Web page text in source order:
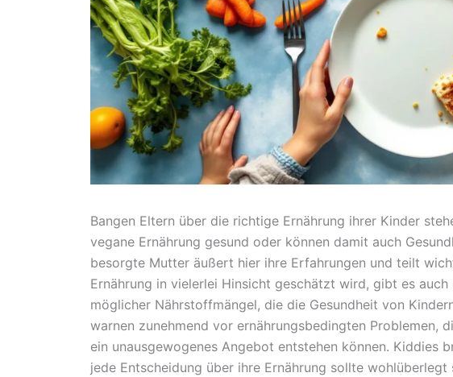
Bangen Eltern über die richtige Ernährung ihrer Kinder
vegane Ernährung gesund oder können damit auch
besorgte Mutter äußert hier ihre Erfahrungen und teilt
Ernährung in vielerlei Hinsicht geschätzt wird, gibt es
möglicher Nährstoffmängel, die die Gesundheit von
warnen zunehmend vor ernährungsbedingten Problemen,
ein unausgewogenes Angebot entstehen können. Kiddies
jede Entscheidung über ihre Ernährung sollte wohlüberlegt